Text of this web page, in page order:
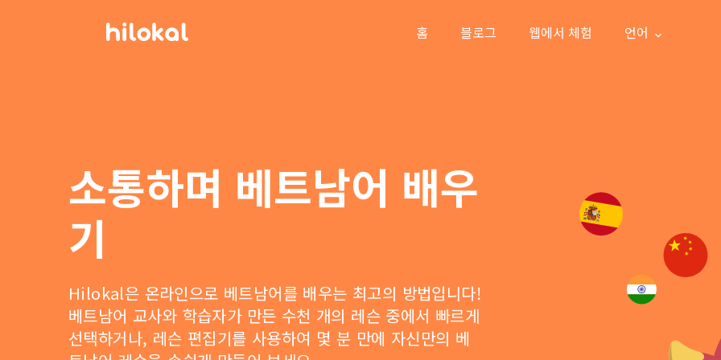
홈 블로그 웹에서 체험 언어
소통하며 베트남어 배우
기
Hilokal은 온라인으로 베트남어를 배우는 최고의 방법입니다!
베트남어 교사와 학습자가 만든 수천 개의 레슨 중에서 빠르게
선택하거나, 레슨 편집기를 사용하여 몇 분 만에 자신만의 베